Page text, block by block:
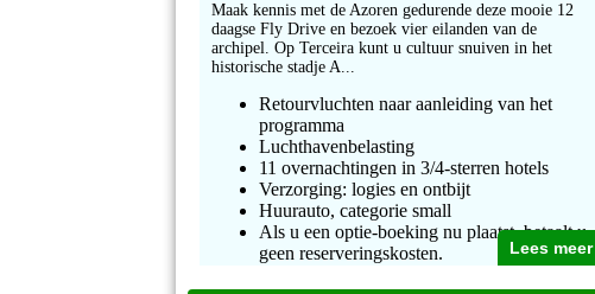
Maak kennis met de Azoren gedurende deze mooie 12
daagse Fly Drive en bezoek vier eilanden van de
archipel. Op Terceira kunt u cultuur snuiven in het
historische stadje A...
Retourvluchten naar aanleiding van het
programma
Luchthavenbelasting
11 overnachtingen in 3/4-sterren hotels
Verzorging: logies en ontbijt
Huurauto, categorie small
Als u een optie-boeking nu plaatst, betaalt u
geen reserveringskosten.
Lees meer